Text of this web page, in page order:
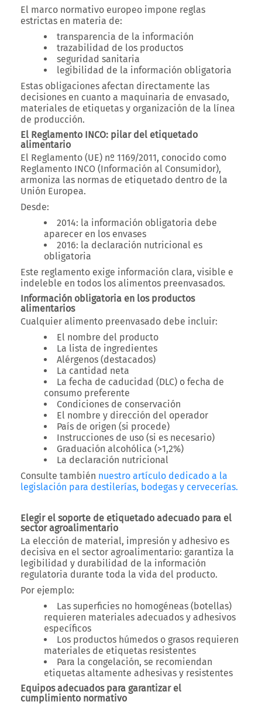
El marco normativo europeo impone reglas
estrictas en materia de:
transparencia de la información
trazabilidad de los productos
seguridad sanitaria
legibilidad de la información obligatoria
Estas obligaciones afectan directamente las
decisiones en cuanto a maquinaria de envasado,
materiales de etiquetas y organización de la línea
de producción.
El Reglamento INCO: pilar del etiquetado
alimentario
El Reglamento (UE) nº 1169/2011, conocido como
Reglamento INCO (Información al Consumidor),
armoniza las normas de etiquetado dentro de la
Unión Europea.
Desde:
2014: la información obligatoria debe
aparecer en los envases
2016: la declaración nutricional es
obligatoria
Este reglamento exige información clara, visible e
indeleble en todos los alimentos preenvasados.
Información obligatoria en los productos
alimentarios
Cualquier alimento preenvasado debe incluir:
El nombre del producto
La lista de ingredientes
Alérgenos (destacados)
La cantidad neta
La fecha de caducidad (DLC) o fecha de
consumo preferente
Condiciones de conservación
El nombre y dirección del operador
País de origen (si procede)
Instrucciones de uso (si es necesario)
Graduación alcohólica (>1,2%)
La declaración nutricional
Consulte también nuestro artículo dedicado a la
legislación para destilerías, bodegas y cervecerías.
Elegir el soporte de etiquetado adecuado para el
sector agroalimentario
La elección de material, impresión y adhesivo es
decisiva en el sector agroalimentario: garantiza la
legibilidad y durabilidad de la información
regulatoria durante toda la vida del producto.
Por ejemplo:
Las superficies no homogéneas (botellas)
requieren materiales adecuados y adhesivos
específicos
Los productos húmedos o grasos requieren
materiales de etiquetas resistentes
Para la congelación, se recomiendan
etiquetas altamente adhesivas y resistentes
Equipos adecuados para garantizar el
cumplimiento normativo